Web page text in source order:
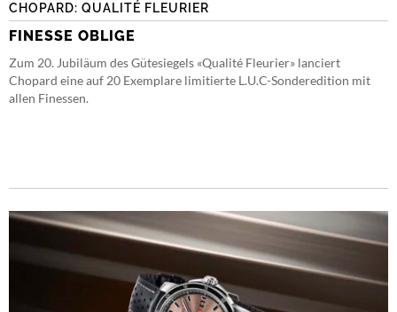
CHOPARD: QUALITÉ FLEURIER
FINESSE OBLIGE
Zum 20. Jubiläum des Gütesiegels «Qualité Fleurier» lanciert
Chopard eine auf 20 Exemplare limitierte L.U.C-Sonderedition mit
allen Finessen.